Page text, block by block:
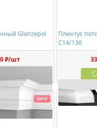
Glanzepol
₽/шт
Плинтус
C14/130
ХИТ!